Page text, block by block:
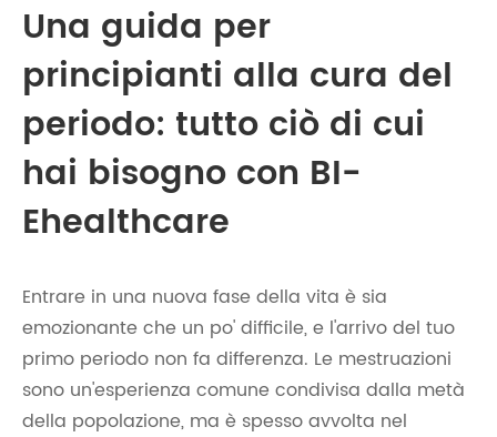
Una guida per
principianti alla cura del
periodo: tutto ciò di cui
hai bisogno con BI-
Ehealthcare
Entrare in una nuova fase della vita è sia
emozionante che un po' difficile, e l'arrivo del tuo
primo periodo non fa differenza. Le mestruazioni
sono un'esperienza comune condivisa dalla metà
della popolazione, ma è spesso avvolta nel